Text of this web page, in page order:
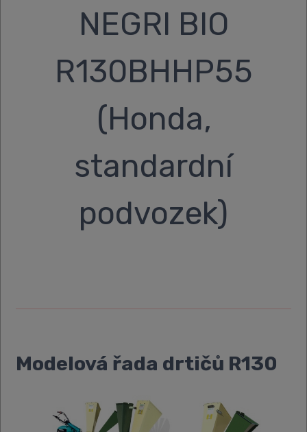
NEGRI BIO
R130BHHP55
(Honda,
standardní
podvozek)
Modelová řada drtičů R130